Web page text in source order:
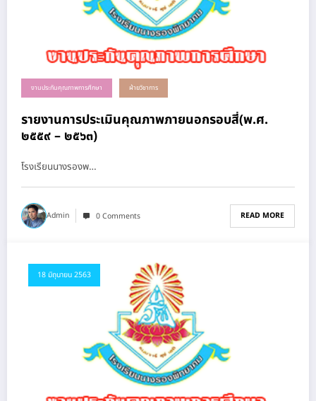
งานประกันคุณภาพการศึกษา ฝ่ายวิชาการ
รายงานการประเมินคุณภาพภายนอกรอบสี่(พ.ศ.
๒๕๕๙ – ๒๕๖๓)
โรงเรียนนางรองพ…
Admin 0 Comments READ MORE
18 มิถุนายน 2563